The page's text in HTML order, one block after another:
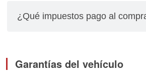
relacionados con placas,
¿Qué impuestos pago al
tomando en cuenta el año del
Garantías del vehículo